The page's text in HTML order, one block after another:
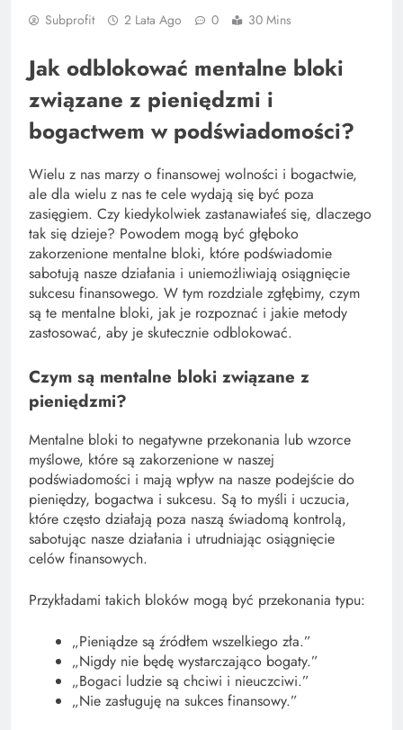
Subprofit 2 Lata Ago 0 30 Mins
Jak odblokować mentalne bloki
związane z pieniędzmi i
bogactwem w podświadomości?
Wielu z nas marzy o finansowej wolności i bogactwie,
ale dla wielu z nas te cele wydają się być poza
zasięgiem. Czy kiedykolwiek zastanawiałeś się, dlaczego
tak się dzieje? Powodem mogą być głęboko
zakorzenione mentalne bloki, które podświadomie
sabotują nasze działania i uniemożliwiają osiągnięcie
sukcesu finansowego. W tym rozdziale zgłębimy, czym
są te mentalne bloki, jak je rozpoznać i jakie metody
zastosować, aby je skutecznie odblokować.
Czym są mentalne bloki związane z
pieniędzmi?
Mentalne bloki to negatywne przekonania lub wzorce
myślowe, które są zakorzenione w naszej
podświadomości i mają wpływ na nasze podejście do
pieniędzy, bogactwa i sukcesu. Są to myśli i uczucia,
które często działają poza naszą świadomą kontrolą,
sabotując nasze działania i utrudniając osiągnięcie
celów finansowych.
Przykładami takich bloków mogą być przekonania typu:
„Pieniądze są źródłem wszelkiego zła.”
„Nigdy nie będę wystarczająco bogaty.”
„Bogaci ludzie są chciwi i nieuczciwi.”
„Nie zasługuję na sukces finansowy.”